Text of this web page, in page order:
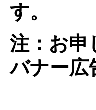
す。
注：お申
バナー広